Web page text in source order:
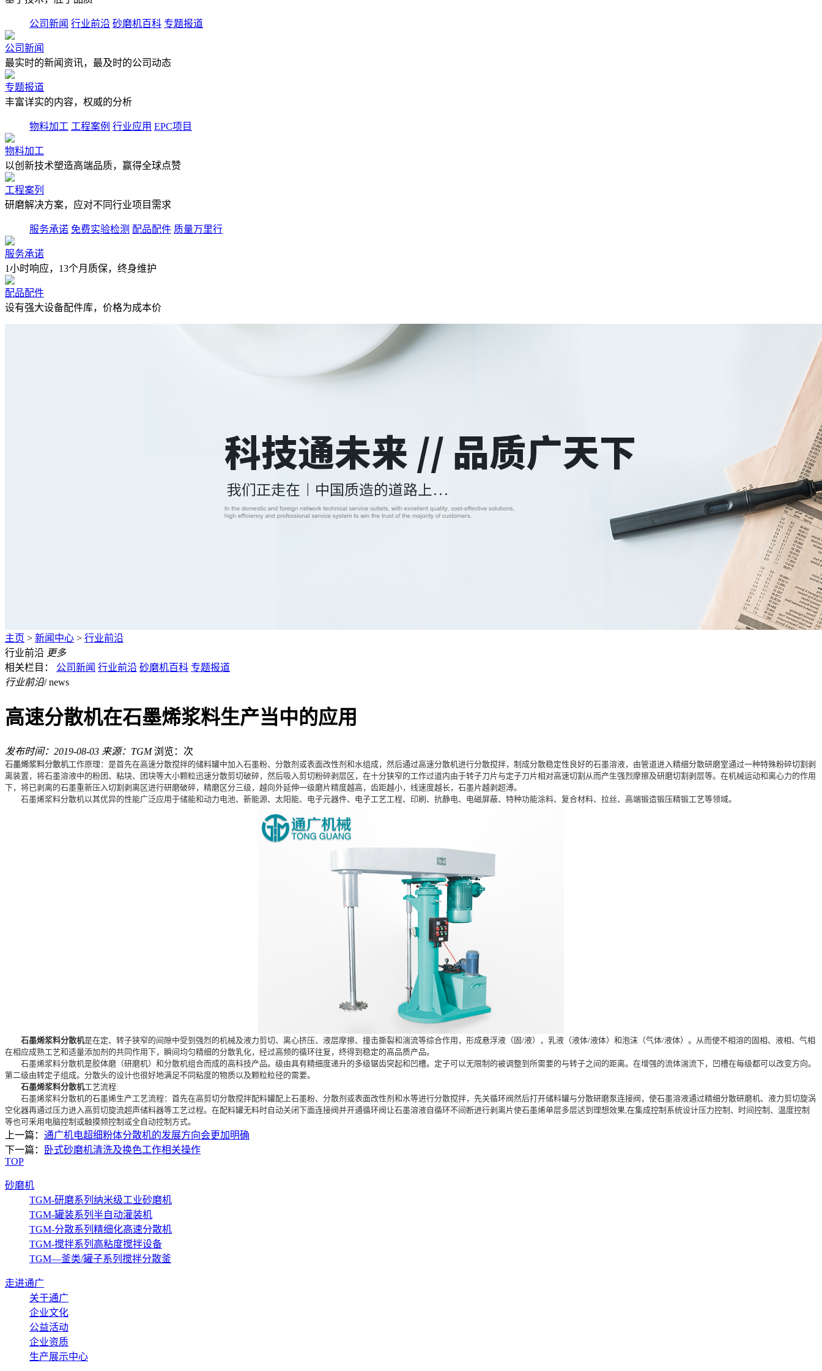
公司新闻 行业前沿 砂磨机百科 专题报道
公司新闻
最实时的新闻资讯，最及时的公司动态
专题报道
丰富详实的内容，权威的分析
物料加工 工程案例 行业应用 EPC项目
物料加工
以创新技术塑造高端品质，赢得全球点赞
工程案列
研磨解决方案，应对不同行业项目需求
服务承诺 免费实验检测 配品配件 质量万里行
服务承诺
1小时响应，13个月质保，终身维护
配品配件
设有强大设备配件库，价格为成本价
主页 > 新闻中心 > 行业前沿
行业前沿 更多
相关栏目：
公司新闻 行业前沿 砂磨机百科 专题报道
行业前沿/ news
高速分散机在石墨烯浆料生产当中的应用
发布时间：2019-08-03 来源：TGM浏览： 次
石墨烯浆料分散机工作原理：是首先在高速分散搅拌的储料罐中加入石墨粉、分散剂或表面改性剂和水组成，然后通过高速分散机进行分散搅拌，制成分散稳定性良好的石墨溶液，由管道进入精细分散研磨室通过一种特殊粉碎切割剥
离装置，将石墨溶液中的粉团、粘块、团块等大小颗粒迅速分散剪切破碎，然后吸入剪切粉碎剥层区，在十分狭窄的工作过道内由于转子刀片与定子刀片相对高速切割从而产生强烈摩擦及研磨切割剥层等。在机械运动和离心力的作用
下，将已剥离的石墨重新压入切割剥离区进行研磨破碎，精磨区分三级，越向外延伸一级磨片精度越高，齿距越小，线速度越长，石墨片越剥超溥。
石墨烯浆料分散机以其优异的性能广泛应用于储能和动力电池、新能源、太阳能、电子元器件、电子工艺工程、印刷、抗静电、电磁屏蔽、特种功能涂料、复合材料、拉丝、高端锻造锻压精锻工艺等领域。
石墨烯浆料分散机是在定、转子狭窄的间隙中受到强烈的机械及液力剪切、离心挤压、液层摩擦、撞击撕裂和湍流等综合作用，形成悬浮液（固/液），乳液（液体/液体）和泡沫（气体/液体）。从而使不相溶的固相、液相、气相
在相应成熟工艺和适量添加剂的共同作用下，瞬间均匀精细的分散乳化，经过高频的循环往复，终得到稳定的高品质产品。
石墨烯浆料分散机是胶体磨（研磨机）和分散机组合而成的高科技产品。级由具有精细度递升的多级锯齿突起和凹槽。定子可以无限制的被调整到所需要的与转子之间的距离。在增强的流体湍流下，凹槽在每级都可以改变方向。
第二级由转定子组成。分散头的设计也很好地满足不同粘度的物质以及颗粒粒径的需要。
石墨烯浆料分散机工艺流程:
石墨烯浆料分散机的石墨烯生产工艺流程：首先在高剪切分散搅拌配料罐配上石墨粉、分散剂或表面改性剂和水等进行分散搅拌，先关循环阀然后打开储料罐与分散研磨泵连接阀，使石墨溶液通过精细分散研磨机、液力剪切旋涡
空化器再通过压力进入高剪切旋流超声储料器等工艺过程。在配料罐无料时自动关闭下面连接阀并开通循环阀让石墨溶液自循环不间断进行剥离片使石墨烯单层多层迖到理想效果,在集成控制系统设计压力控制、时间控制、温度控制
等也可釆用电脑控制或触摸频控制或全自动控制方式。
上一篇： 通广机电超细粉体分散机的发展方向会更加明确
下一篇：
卧式砂磨机清洗及换色工作相关操作
TOP
砂磨机
TGM-研磨系列纳米级工业砂磨机
TGM-罐装系列半自动灌装机
TGM-分散系列精细化高速分散机
TGM-搅拌系列高粘度搅拌设备
TGM—釜类/罐子系列搅拌分散釜
走进通广
关于通广
企业文化
公益活动
企业资质
生产展示中心